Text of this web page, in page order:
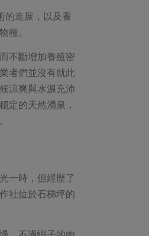
的進展，以及養
種。
不斷增加養殖密
者們並沒有就此
涼爽與水源充沛
定的天然湧泉，
一時，但經歷了
社位於石梯坪的